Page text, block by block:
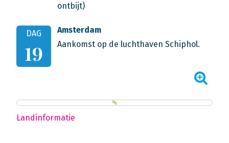
ontbijt)
DAG
19
Amsterdam
Aankomst op de luchthaven Schiphol.
Landinformatie